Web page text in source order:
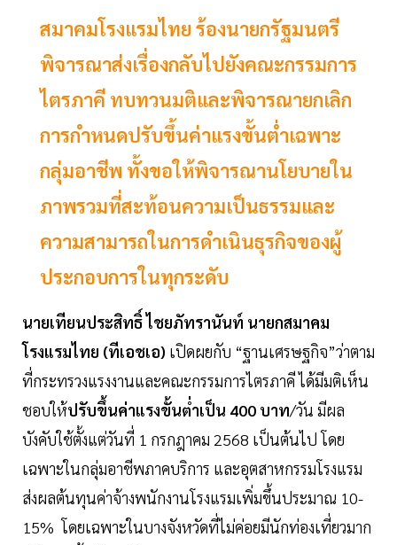
สมาคมโรงแรมไทย ร้องนายกรัฐมนตรี
พิจารณาส่งเรื่องกลับไปยังคณะกรรมการ
ไตรภาคี ทบทวนมติและพิจารณายกเลิก
การกำหนดปรับขึ้นค่าแรงขั้นต่ำเฉพาะ
กลุ่มอาชีพ ทั้งขอให้พิจารณานโยบายใน
ภาพรวมที่สะท้อนความเป็นธรรมและ
ความสามารถในการดำเนินธุรกิจของผู้
ประกอบการในทุกระดับ
นายเทียนประสิทธิ์ ไชยภัทรานันท์ นายกสมาคม
โรงแรมไทย (ทีเอชเอ) เปิดผยกับ “ฐานเศรษฐกิจ”ว่าตาม
ที่กระทรวงแรงงานและคณะกรรมการไตรภาคี ได้มีมติเห็น
ชอบให้ปรับขึ้นค่าแรงขั้นต่ำเป็น 400 บาท/วัน มีผล
บังคับใช้ตั้งแต่วันที่ 1 กรกฎาคม 2568 เป็นต้นไป โดย
เฉพาะในกลุ่มอาชีพภาคบริการ และอุตสาหกรรมโรงแรม
ส่งผลต้นทุนค่าจ้างพนักงานโรงแรมเพิ่มขึ้นประมาณ 10-
15% โดยเฉพาะในบางจังหวัดที่ไม่ค่อยมีนักท่องเที่ยวมาก